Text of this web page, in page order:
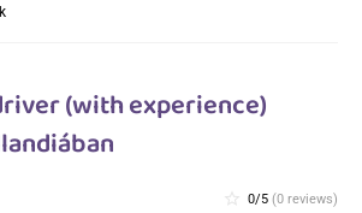
(with experience)
star_border 0/5 (0 reviews)